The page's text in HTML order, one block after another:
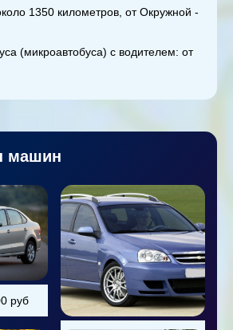
1350 километров, от Окружной -
(микроавтобуса) с водителем: от
машин
руб